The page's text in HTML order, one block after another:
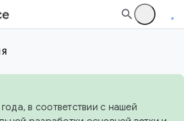
в соответствии с нашей